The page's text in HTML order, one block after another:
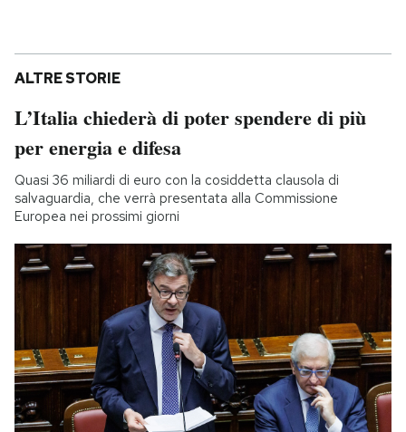
ALTRE STORIE
L’Italia chiederà di poter spendere di più
per energia e difesa
Quasi 36 miliardi di euro con la cosiddetta clausola di
salvaguardia, che verrà presentata alla Commissione
Europea nei prossimi giorni